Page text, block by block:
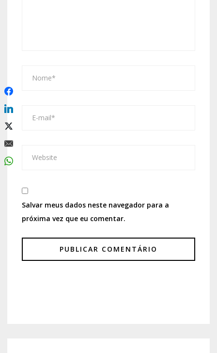
Salvar meus dados neste navegador para a
próxima vez que eu comentar.